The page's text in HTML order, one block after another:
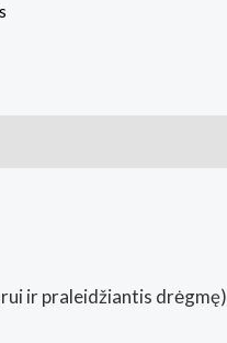
ir praleidžiantis drėgmę)